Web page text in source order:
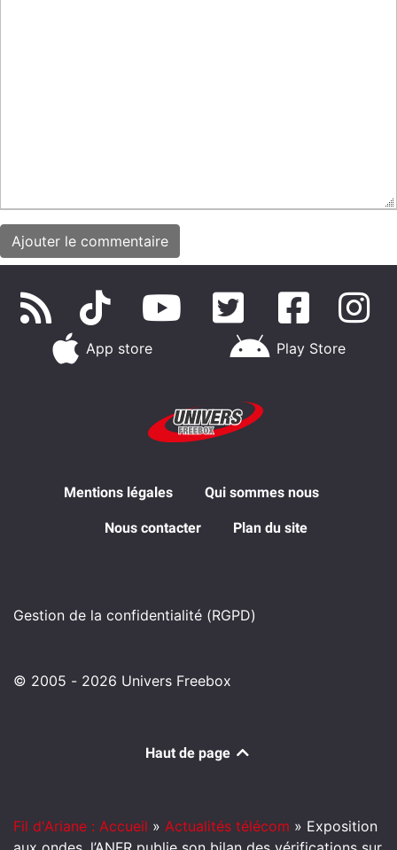
App store Play Store
Mentions légales Qui sommes nous
Nous contacter Plan du site
Gestion de la confidentialité (RGPD)
© 2005 - 2026 Univers Freebox
Haut de page
Fil d'Ariane : Accueil » Actualités télécom » Exposition